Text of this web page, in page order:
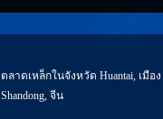
ตลาดเหล็กในจังหวัด Huantai, เมือ
Shandong, จีน